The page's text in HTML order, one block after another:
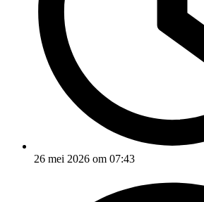
26 mei 2026 om 07:43